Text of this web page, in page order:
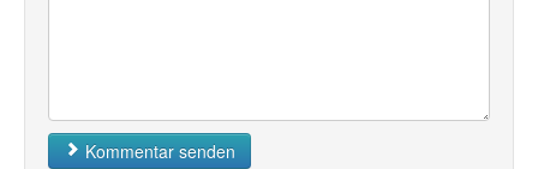
Kommentar senden